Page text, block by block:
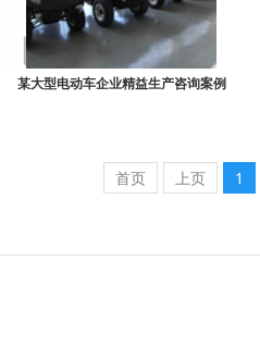
某大型电动车企业精益生产咨询案例
首页 上页 1